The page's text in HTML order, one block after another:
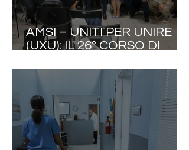
AMSI – UNITI PER UNIRE
(UXU): IL 26° CORSO DI
INTERNAZIONALE
INTERDISCIPLINARE
CONFERMA LA
COLLABORAZIONE TRA LE
PROFESSIONI SANITARIE